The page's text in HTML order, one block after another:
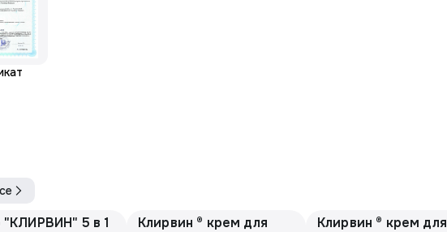
"КЛИРВИН" 5 в 1
Клирвин ® крем для
Клирвин ® крем для